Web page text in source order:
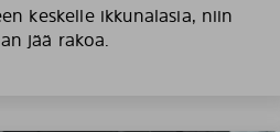
keskelle ikkunalasia, niin
jää rakoa.